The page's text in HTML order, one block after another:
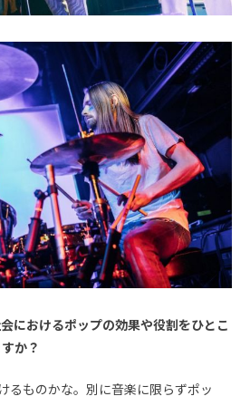
におけるポップの効果や役割をひとこ
か？
るものかな。別に音楽に限らずポッ